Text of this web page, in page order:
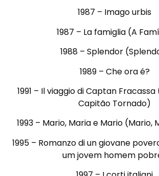
1987 – Imago urbis
1987 – La famiglia (A
1988 – Splendor
1989 – Che ora é?
1991 – Il viaggio di Captan
Capitão Tornado)
1993 – Mario, Maria e Mario (Mario,
1995 – Romanzo di un giovane
um jovem homem